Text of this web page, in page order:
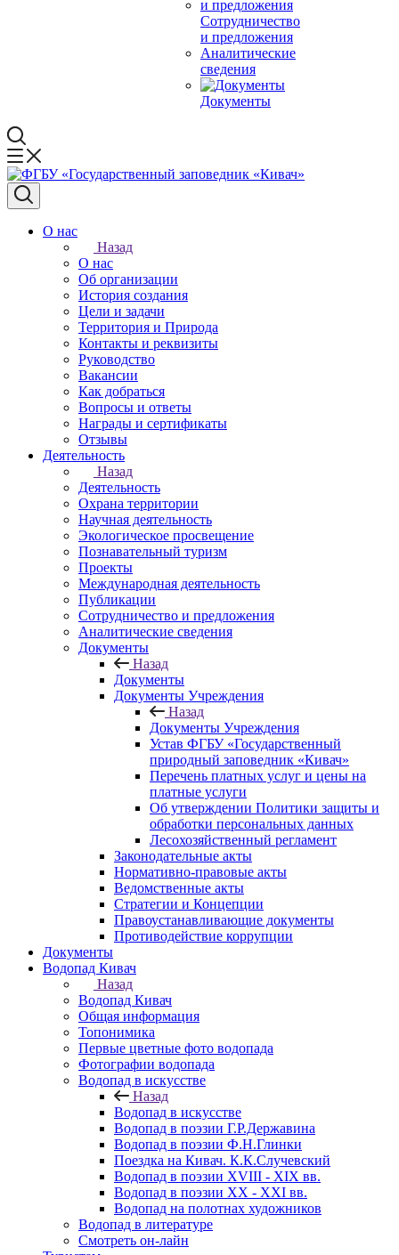
Сотрудничество
и предложения
Аналитические
сведения
Документы
О нас
Назад
О нас
Об организации
История создания
Цели и задачи
Территория и Природа
Контакты и реквизиты
Руководство
Вакансии
Как добраться
Вопросы и ответы
Награды и сертификаты
Отзывы
Деятельность
Назад
Деятельность
Охрана территории
Научная деятельность
Экологическое просвещение
Познавательный туризм
Проекты
Международная деятельность
Публикации
Сотрудничество и предложения
Аналитические сведения
Документы
Назад
Документы
Документы Учреждения
Назад
Документы Учреждения
Устав ФГБУ «Государственный
природный заповедник «Кивач»
Перечень платных услуг и цены на
платные услуги
Об утверждении Политики защиты и
обработки персональных данных
Лесохозяйственный регламент
Законодательные акты
Нормативно-правовые акты
Ведомственные акты
Стратегии и Концепции
Правоустанавливающие документы
Противодействие коррупции
Документы
Водопад Кивач
Назад
Водопад Кивач
Общая информация
Топонимика
Первые цветные фото водопада
Фотографии водопада
Водопад в искусстве
Назад
Водопад в искусстве
Водопад в поэзии Г.Р.Державина
Водопад в поэзии Ф.Н.Глинки
Поездка на Кивач. К.К.Случевский
Водопад в поэзии XVIII - XIX вв.
Водопад в поэзии XX - XXI вв.
Водопад на полотнах художников
Водопад в литературе
Смотреть он-лайн